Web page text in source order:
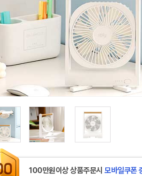
100만원이상 상품주문시 모바일쿠폰